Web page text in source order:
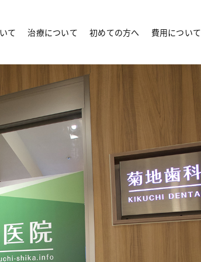
て 治療について 初めての方へ 費用について